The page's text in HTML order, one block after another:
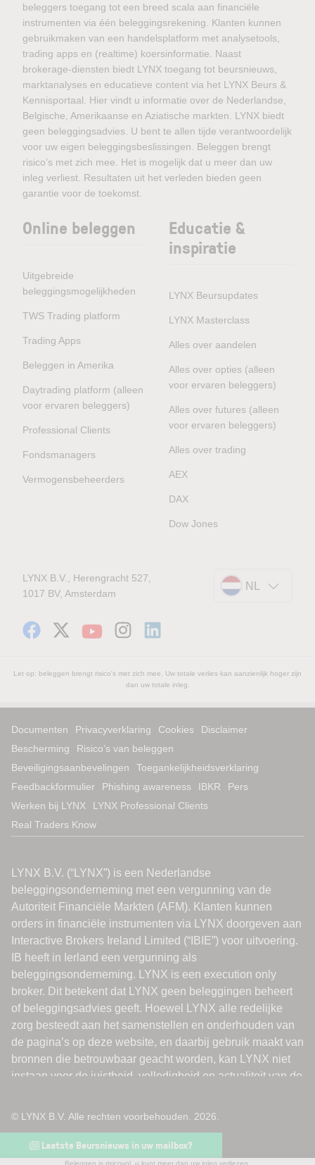
beleggers toegang tot een breed scala aan financiële
instrumenten via één beleggingsrekening. Klanten kunnen
gebruikmaken van een handelsplatform met analysetools,
trading apps en (realtime) koersinformatie. Naast
brokerage-diensten biedt LYNX toegang tot beursnieuws,
marktanalyses en educatieve content via het LYNX Beurs &
Kennisportaal. Hier vindt u informatie over de Nederlandse,
Belgische, Amerikaanse en Aziatische markten. LYNX biedt
geen beleggingsadvies. U bent te allen tijde verantwoordelijk
voor uw eigen beleggingsbeslissingen. Beleggen brengt
risico’s met zich mee. Het is mogelijk dat u meer dan uw
inleg verliest. Resultaten uit het verleden bieden geen
garantie voor de toekomst.
Online beleggen
Uitgebreide
beleggingsmogelijkheden
TWS Trading platform
Trading Apps
Beleggen in Amerika
Daytrading platform (alleen
voor ervaren beleggers)
Professional Clients
Fondsmanagers
Vermogensbeheerders
Educatie &
inspiratie
LYNX Beursupdates
LYNX Masterclass
Alles over aandelen
Alles over opties (alleen
voor ervaren beleggers)
Alles over futures (alleen
voor ervaren beleggers)
Alles over trading
AEX
DAX
Dow Jones
LYNX B.V., Herengracht 527,
1017 BV, Amsterdam
NL
Let op: beleggen brengt risico's met zich mee. Uw totale verlies kan aanzienlijk hoger zijn
dan uw totale inleg.
Documenten Privacyverklaring Cookies
Disclaimer
Bescherming
Risico’s van beleggen
Beveiligingsaanbevelingen
Toegankelijkheidsverklaring
Feedbackformulier
Phishing awareness IBKR
Pers
Werken bij LYNX
LYNX Professional Clients
Real Traders Know
© LYNX B.V. Alle rechten voorbehouden. 2026.
Laatste Beursnieuws in uw mailbox?
Beleggen is risicovol, u kunt meer dan uw inleg verliezen.